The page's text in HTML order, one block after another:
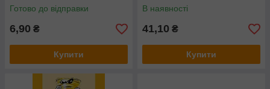
Готово до відправки
6,90 ₴
Купити
В наявності
41,10 ₴
Купити